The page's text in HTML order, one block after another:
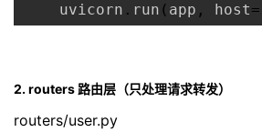
    uvicorn
. run ( app , host=
2. routers 路由层（只处理请求转发）
routers/user.py